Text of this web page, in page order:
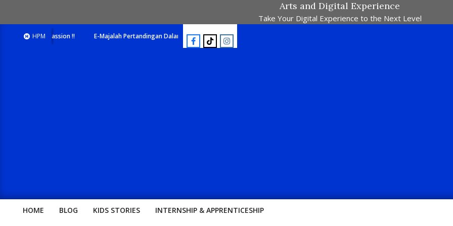
Arts and Digital Experience
Take Your Digital Experience to the Next Level
HPM
Your Passion !! E-Majalah Pertandingan Dalam Satu Laman. Pick Your Passion !!
HOME BLOG KIDS STORIES INTERNSHIP & APPRENTICESHIP